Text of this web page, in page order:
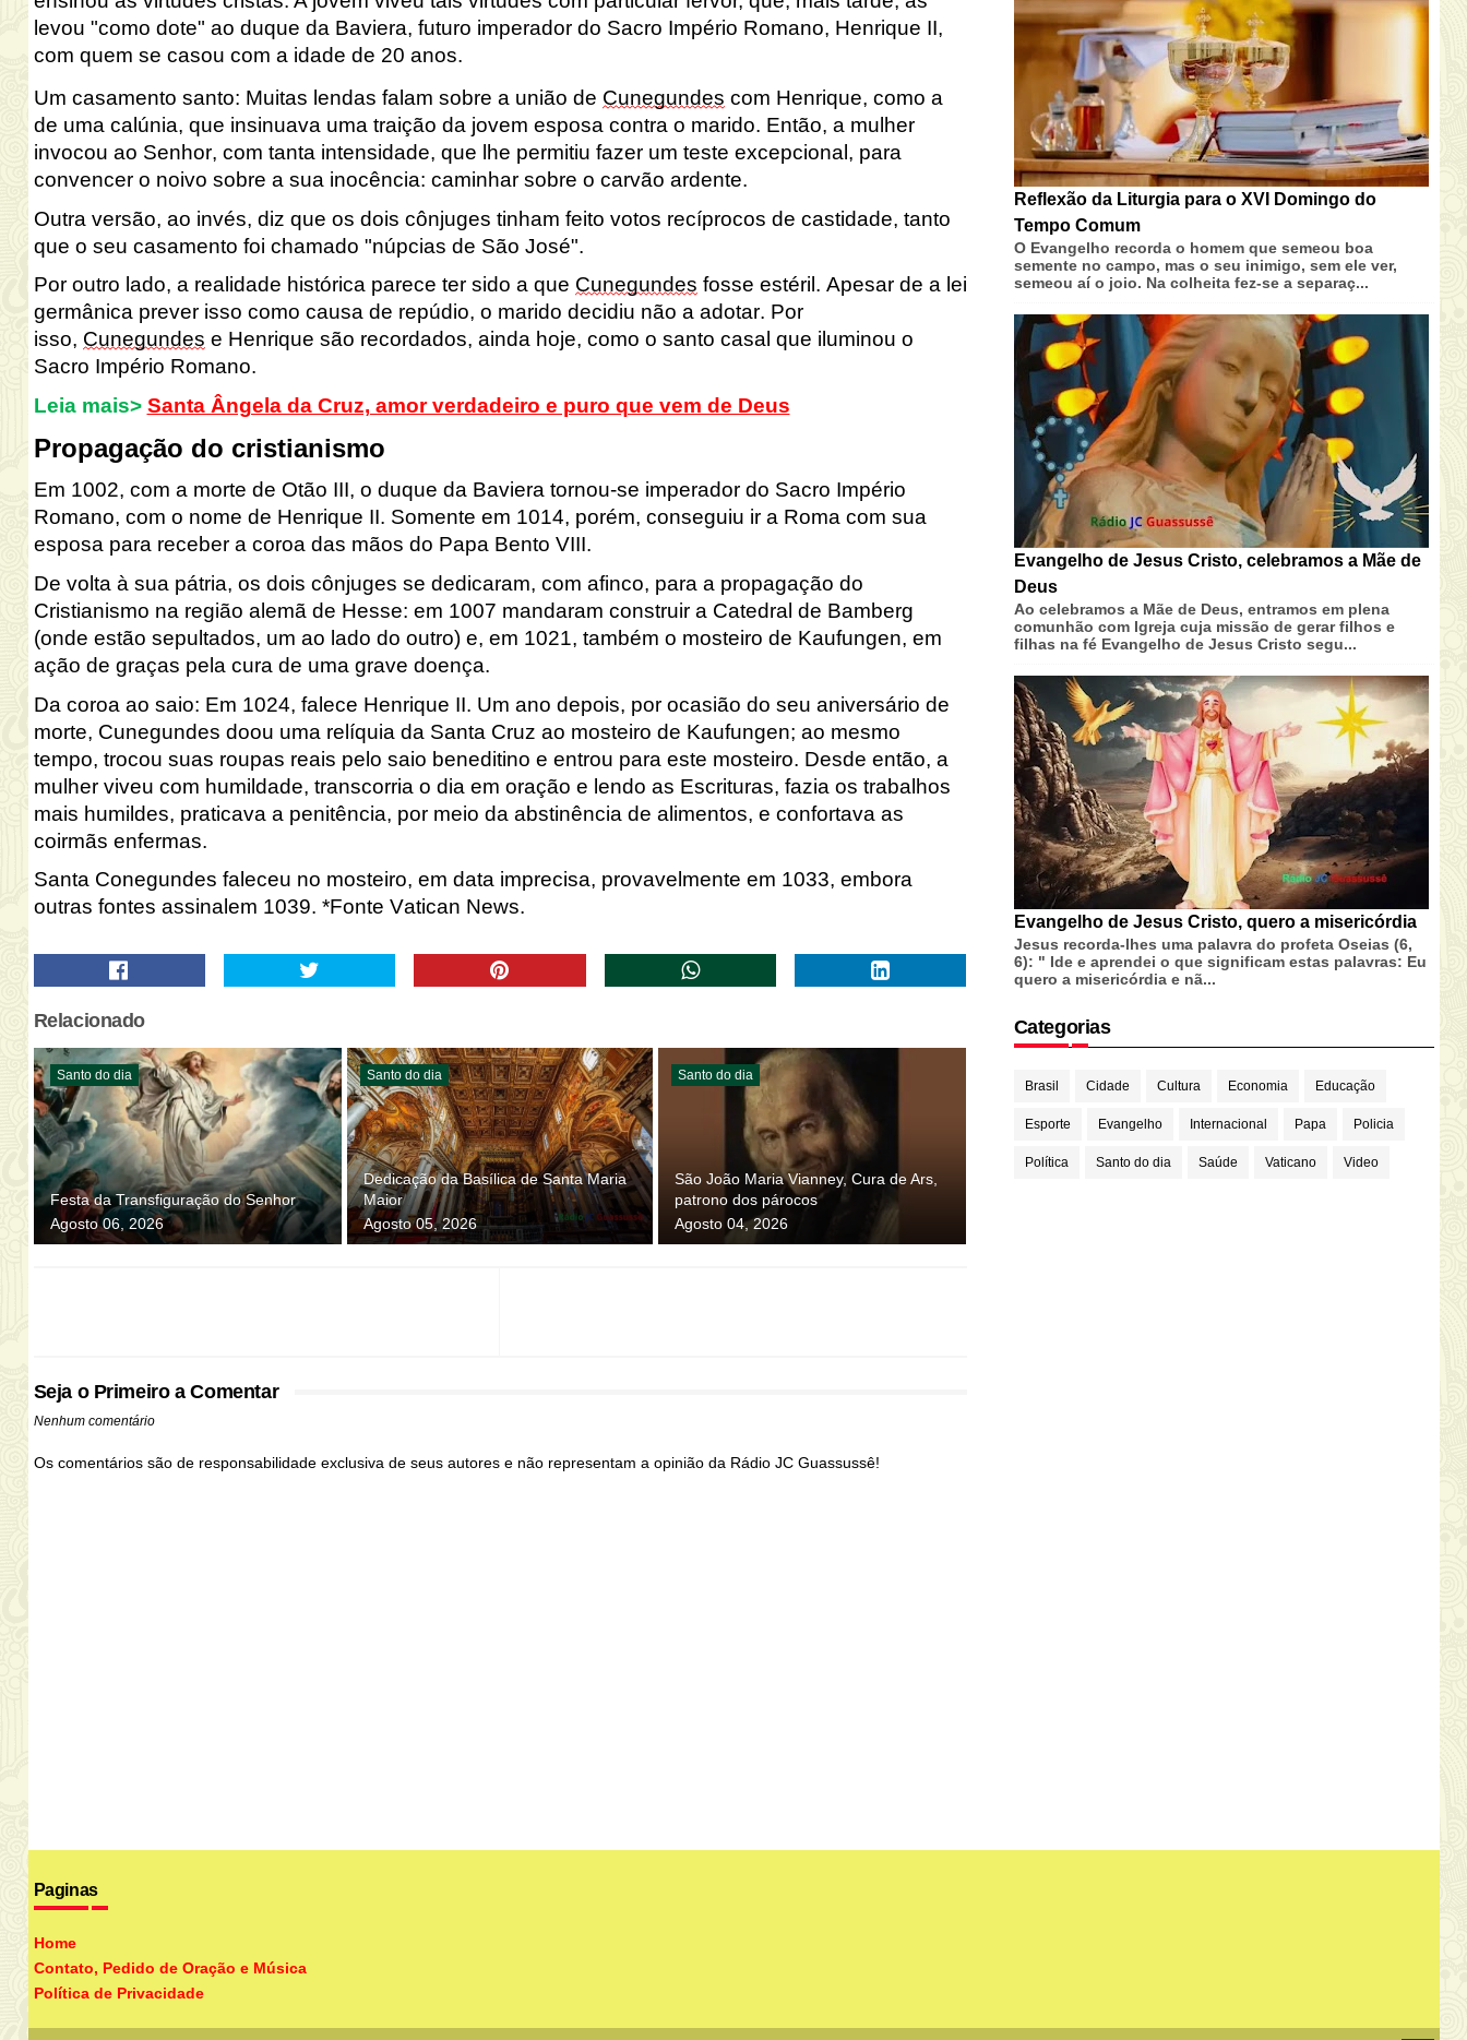
levou "como dote" ao duque da Baviera, futuro imperador do Sacro Império Romano, Henrique II,
com quem se casou com a idade de 20 anos.
Um casamento santo: Muitas lendas falam sobre a união de Cunegundes com Henrique, como a
de uma calúnia, que insinuava uma traição da jovem esposa contra o marido. Então, a mulher
invocou ao Senhor, com tanta intensidade, que lhe permitiu fazer um teste excepcional, para
convencer o noivo sobre a sua inocência: caminhar sobre o carvão ardente.
Outra versão, ao invés, diz que os dois cônjuges tinham feito votos recíprocos de castidade, tanto
que o seu casamento foi chamado "núpcias de São José".
Por outro lado, a realidade histórica parece ter sido a que Cunegundes fosse estéril. Apesar de a lei
germânica prever isso como causa de repúdio, o marido decidiu não a adotar. Por
isso, Cunegundes e Henrique são recordados, ainda hoje, como o santo casal que iluminou o
Sacro Império Romano.
Leia mais> Santa Ângela da Cruz, amor verdadeiro e puro que vem de Deus
Propagação do cristianismo
Em 1002, com a morte de Otão III, o duque da Baviera tornou-se imperador do Sacro Império
Romano, com o nome de Henrique II. Somente em 1014, porém, conseguiu ir a Roma com sua
esposa para receber a coroa das mãos do Papa Bento VIII.
De volta à sua pátria, os dois cônjuges se dedicaram, com afinco, para a propagação do
Cristianismo na região alemã de Hesse: em 1007 mandaram construir a Catedral de Bamberg
(onde estão sepultados, um ao lado do outro) e, em 1021, também o mosteiro de Kaufungen, em
ação de graças pela cura de uma grave doença.
Da coroa ao saio: Em 1024, falece Henrique II. Um ano depois, por ocasião do seu aniversário de
morte, Cunegundes doou uma relíquia da Santa Cruz ao mosteiro de Kaufungen; ao mesmo
tempo, trocou suas roupas reais pelo saio beneditino e entrou para este mosteiro. Desde então, a
mulher viveu com humildade, transcorria o dia em oração e lendo as Escrituras, fazia os trabalhos
mais humildes, praticava a penitência, por meio da abstinência de alimentos, e confortava as
coirmãs enfermas.
Santa Conegundes faleceu no mosteiro, em data imprecisa, provavelmente em 1033, embora
outras fontes assinalem 1039. *Fonte Vatican News.
Relacionado
Santo do dia
Festa da Transfiguração do Senhor
Agosto 06, 2026
Santo do dia
Dedicação da Basílica de Santa Maria
Maior
Agosto 05, 2026
Santo do dia
São João Maria Vianney, Cura de Ars,
patrono dos párocos
Agosto 04, 2026
Seja o Primeiro a Comentar
Nenhum comentário
Os comentários são de responsabilidade exclusiva de seus autores e não representam a opinião da Rádio JC Guassussê!
Reflexão da Liturgia para o XVI Domingo do
Tempo Comum
O Evangelho recorda o homem que semeou boa
semente no campo, mas o seu inimigo, sem ele ver,
semeou aí o joio. Na colheita fez-se a separaç...
Evangelho de Jesus Cristo, celebramos a Mãe de
Deus
Ao celebramos a Mãe de Deus, entramos em plena
comunhão com Igreja cuja missão de gerar filhos e
filhas na fé Evangelho de Jesus Cristo segu...
Evangelho de Jesus Cristo, quero a misericórdia
Jesus recorda-lhes uma palavra do profeta Oseias (6,
6): " Ide e aprendei o que significam estas palavras: Eu
quero a misericórdia e nã...
Categorias
Brasil Cidade Cultura Economia Educação
Esporte Evangelho Internacional Papa Policia
Política Santo do dia Saúde Vaticano Video
Paginas
Home
Contato, Pedido de Oração e Música
Política de Privacidade